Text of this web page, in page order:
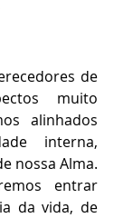
de
muito
alinhados
interna,
nossa Alma.
entrar
da vida, de